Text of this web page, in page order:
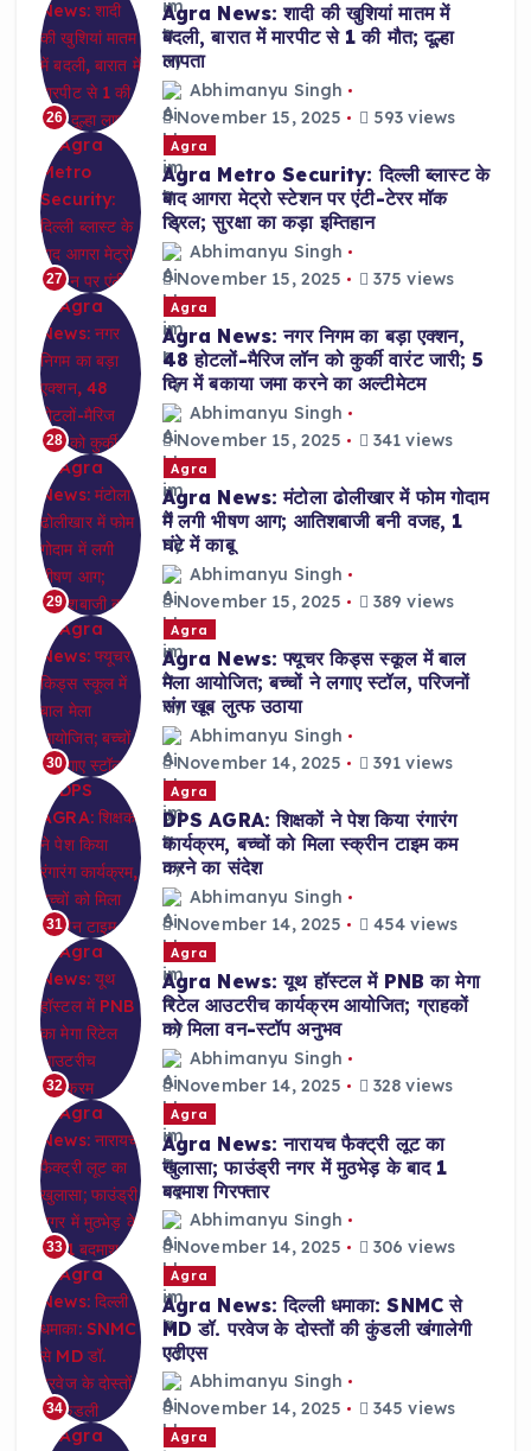
26
Agra News: शादी की खुशियां मातम में
बदली, बारात में मारपीट से 1 की मौत; दूल्हा
लापता
Abhimanyu Singh
November 15, 2025
593 views
27
Agra
Agra Metro Security: दिल्ली ब्लास्ट के
बाद आगरा मेट्रो स्टेशन पर एंटी-टेरर मॉक
ड्रिल; सुरक्षा का कड़ा इम्तिहान
Abhimanyu Singh
November 15, 2025
375 views
28
Agra
Agra News: नगर निगम का बड़ा एक्शन,
48 होटलों-मैरिज लॉन को कुर्की वारंट जारी; 5
दिन में बकाया जमा करने का अल्टीमेटम
Abhimanyu Singh
November 15, 2025
341 views
29
Agra
Agra News: मंटोला ढोलीखार में फोम गोदाम
में लगी भीषण आग; आतिशबाजी बनी वजह, 1
घंटे में काबू
Abhimanyu Singh
November 15, 2025
389 views
30
Agra
Agra News: फ्यूचर किड्स स्कूल में बाल
मेला आयोजित; बच्चों ने लगाए स्टॉल, परिजनों
संग खूब लुत्फ उठाया
Abhimanyu Singh
November 14, 2025
391 views
31
Agra
DPS AGRA: शिक्षकों ने पेश किया रंगारंग
कार्यक्रम, बच्चों को मिला स्क्रीन टाइम कम
करने का संदेश
Abhimanyu Singh
November 14, 2025
454 views
32
Agra
Agra News: यूथ हॉस्टल में PNB का मेगा
रिटेल आउटरीच कार्यक्रम आयोजित; ग्राहकों
को मिला वन-स्टॉप अनुभव
Abhimanyu Singh
November 14, 2025
328 views
33
Agra
Agra News: नारायच फैक्ट्री लूट का
खुलासा; फाउंड्री नगर में मुठभेड़ के बाद 1
बदमाश गिरफ्तार
Abhimanyu Singh
November 14, 2025
306 views
34
Agra
Agra News: दिल्ली धमाका: SNMC से
MD डॉ. परवेज के दोस्तों की कुंडली खंगालेगी
एटीएस
Abhimanyu Singh
November 14, 2025
345 views
Agra